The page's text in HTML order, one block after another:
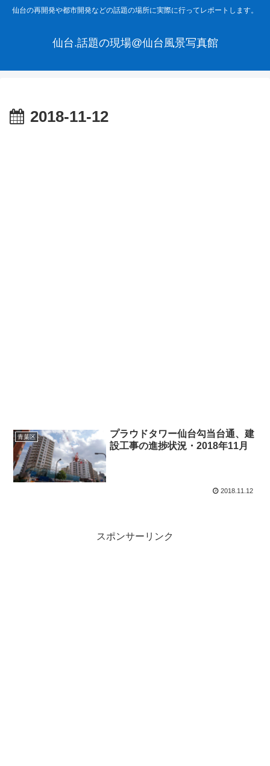
仙台の再開発や都市開発などの話題の場所に実際に行ってレポートします。
仙台.話題の現場@仙台風景写真館
2018-11-12
青葉区
プラウドタワー仙台勾当台通、建
設工事の進捗状況・2018年11月
2018.11.12
スポンサーリンク